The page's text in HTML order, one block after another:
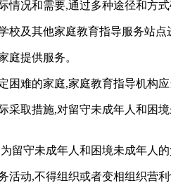
况和需要,通过多种途径和方式
及其他家庭教育指导服务站
庭提供服务。
难的家庭,家庭教育指导机构
采取措施,对留守未成年人和困
留守未成年人和困境未成年人
动,不得组织或者变相组织营利